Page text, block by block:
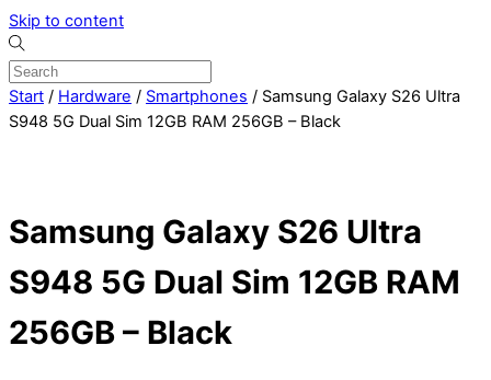
Skip to content
Start / Hardware / Smartphones / Samsung Galaxy S26 Ultra
S948 5G Dual Sim 12GB RAM 256GB – Black
Samsung Galaxy S26 Ultra
S948 5G Dual Sim 12GB RAM
256GB – Black